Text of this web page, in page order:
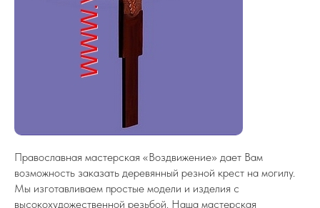
Православная мастерская «Воздвижение» дает Вам
возможность заказать деревянный резной крест на могилу.
Мы изготавливаем простые модели и изделия с
высокохудожественной резьбой. Наша мастерская